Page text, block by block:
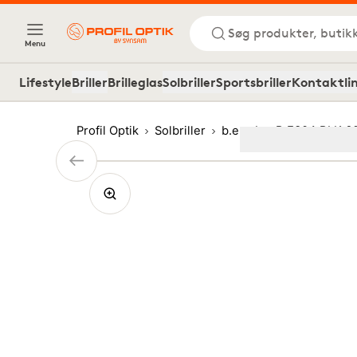
Menu
Søg produkter,
LifestyleBrillerBrilleglasSolbrillerSportsbriller
Profil Optik Solbriller b.e b.e B.E304 BLK